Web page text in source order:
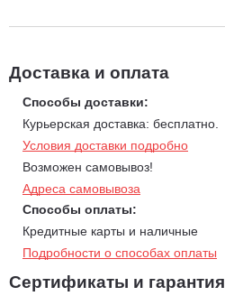
Доставка и оплата
Способы доставки:
Курьерская доставка: бесплатно.
Условия доставки подробно
Возможен самовывоз!
Адреса самовывоза
Способы оплаты:
Кредитные карты и наличные
Подробности о способах оплаты
Сертификаты и гарантия